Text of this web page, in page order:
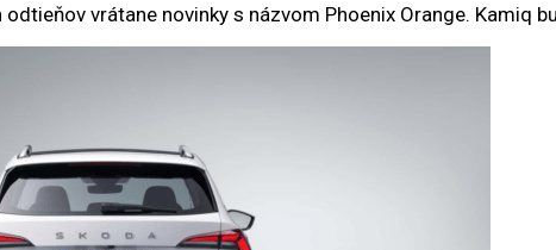
vrátane novinky s názvom Phoenix Orange. Kamiq